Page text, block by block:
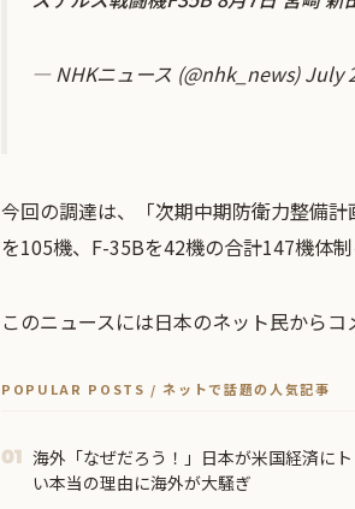
— NHKニュース (@nhk_news)July
今回の調達は、「次期中期防衛力整備
を105機、F-35Bを42機の合計147機体
このニュースには日本のネット民からコ
POPULAR POSTS / ネットで話題の人気記事
01 海外「なぜだろう！」日本が米国経済に
い本当の理由に海外が大騒ぎ